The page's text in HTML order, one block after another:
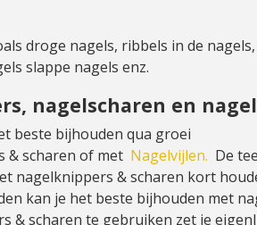
droge nagels, ribbels in de nagels,
slappe nagels enz.
nagelscharen en
beste bijhouden qua groei
& scharen of met Nagelvijlen. De
nagelknippers & scharen kort
kan je het beste bijhouden met
& scharen te gebruiken zet je